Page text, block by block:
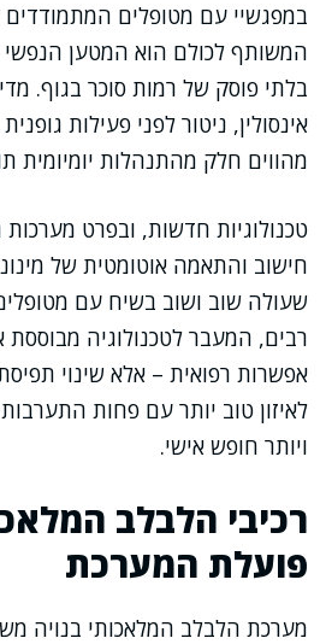
המשותף לכולם הוא המטען הנפשי
בלתי פוסק של רמות סוכר בגוף.
אינסולין, ניטור לפני פעילות
מהווים חלק מהתנהלות יומיומית
טכנולוגיות חדשות, ובפרט
חישוב והתאמה אוטומטית של
שעולה שוב ושוב בשיח עם
רבים, המעבר לטכנולוגיה מבוססת
אפשרות רפואית – אלא שינוי
לאיזון טוב יותר עם פחות
ויותר חופש אישי.
רכיבי הלבלב
פועלת המערכת
מערכת הלבלב המלאכותי בנויה